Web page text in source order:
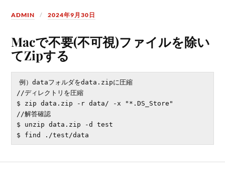
ADMIN 2024年9月30日
Macで不要(不可視)ファイルを除い
てZipする
例）dataフォルダをdata.zipに圧縮
//ディレクトリを圧縮
$ zip data.zip -r data/ -x "*.DS_Store"
//解答確認
$ unzip data.zip -d test